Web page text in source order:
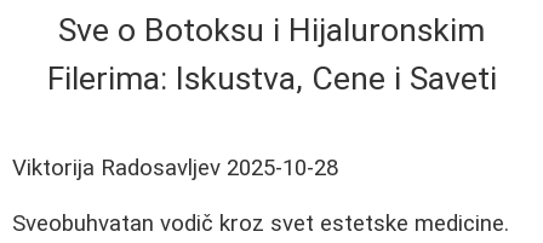
Sve o Botoksu i Hijaluronskim
Filerima: Iskustva, Cene i Saveti
Viktorija Radosavljev 2025-10-28
Sveobuhvatan vodič kroz svet estetske medicine.